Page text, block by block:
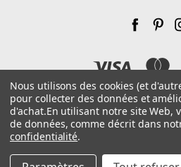
La dragée design N° TVA : FR 14 750 591
62, rue Jacques Mugnier 68200
Besoin d'aide? Appelez-nous
© 2026 La dragée
Nous utilisons des cookies (et
pour collecter des données et
d'achat.En utilisant notre site Web,
de données, comme décrit dans
confidentialité.